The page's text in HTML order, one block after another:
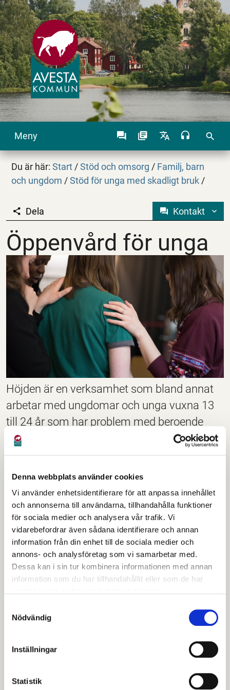
Denna webbplats använder cookies
Vi använder enhetsidentifierare för att anpassa innehållet
och annonserna till användarna, tillhandahålla funktioner
för sociala medier och analysera vår trafik. Vi
vidarebefordrar även sådana identifierare och annan
information från din enhet till de sociala medier och
annons- och analysföretag som vi samarbetar med.
Dessa kan i sin tur kombinera informationen med annan
information som du har tillhandahållit eller som de har
Nödvändig
Inställningar
Statistik
Meny search
Du är här:Start / Stöd och omsorg / Familj, barn
och ungdom / Stöd för unga med skadligt bruk /
Öppenvård för unga
Dela Kontakt
Öppenvård för unga
Höjden är en verksamhet som bland annat
arbetar med ungdomar och unga vuxna 13
till 24 år som har problem med beroende
eller skadligt bruk av alkohol, natkotika eller
spel om pengar.
Höjden ingår i socialtjänstens öppenvård och är en
verksamhet som arbetar med ungdomar och unga
vuxna mellan 13-24 år. Ungdomsbehandlarna på
Höjden kan ge råd, stöd och vägledning i olika frågor
som är ett bekymmer. Det kan till exempel vara
funderingar om hur du har det i familjen eller frågor
kring alkohol, droger eller problem med spelande.
Centralt i arbetet är att stärka ungdomens hela
Även föräldrar erbjuds samtal med oss om de har
Höjdens ungdomsbehandlare samverkar med polis,
ohälsa hos ungdomar.